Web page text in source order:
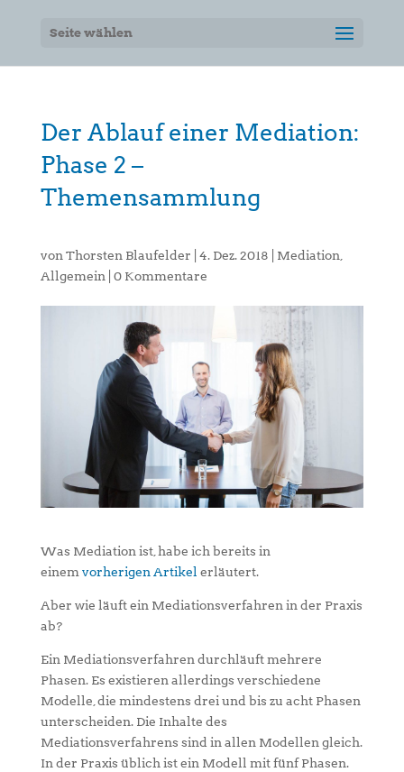
Seite wählen
Der Ablauf einer Mediation:
Phase 2 –
Themensammlung
von Thorsten Blaufelder 4. Dez. 2018 Mediation
Allgemein
0 Kommentare
Was Mediation ist, habe ich bereits in
einem vorherigen Artikel erläutert.
Aber wie läuft ein Mediationsverfahren in der Praxis
ab?
Ein Mediationsverfahren durchläuft mehrere
Phasen. Es existieren allerdings verschiedene
Modelle, die mindestens drei und bis zu acht Phasen
unterscheiden. Die Inhalte des
Mediationsverfahrens sind in allen Modellen gleich.
In der Praxis üblich ist ein Modell mit fünf Phasen.